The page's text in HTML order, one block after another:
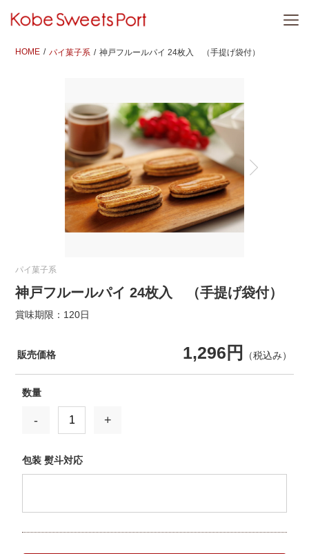
HOME パイ菓子系 神戸フルールパイ 24枚入 （手提げ袋付）
パイ菓子系
神戸フルールパイ 24枚入 （手提げ袋付）
賞味期限：120日
販売価格 1,296円 （税込み）
数量
- +
包装 熨斗対応